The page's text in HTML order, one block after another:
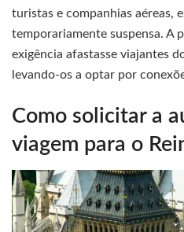
turistas e companhias aéreas,
temporariamente suspensa. A
exigência afastasse viajantes
levando-os a optar por
Como solicitar a
viagem para o